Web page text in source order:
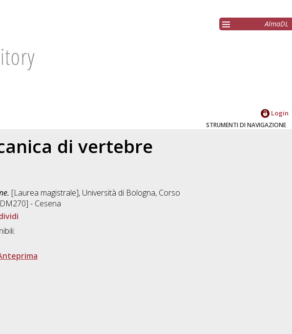
AlmaDL
Login
STRUMENTI DI NAVIGAZIONE
di vertebre
[Laurea magistrale], Università di Bologna, Corso
- Cesena